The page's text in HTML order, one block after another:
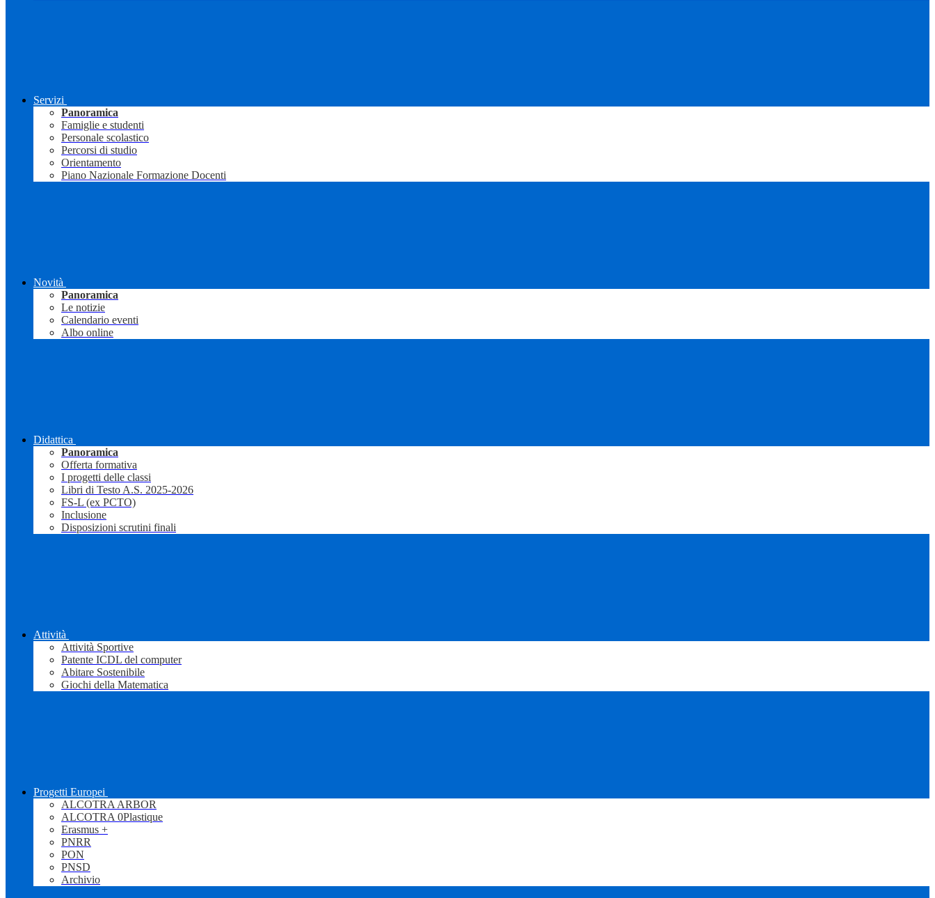
Servizi
Panoramica
Famiglie e studenti
Personale scolastico
Percorsi di studio
Orientamento
Piano Nazionale Formazione Docenti
Novità
Panoramica
Le notizie
Calendario eventi
Albo online
Didattica
Panoramica
Offerta formativa
I progetti delle classi
Libri di Testo A.S. 2025-2026
FS-L (ex PCTO)
Inclusione
Disposizioni scrutini finali
Attività
Attività Sportive
Patente ICDL del computer
Abitare Sostenibile
Giochi della Matematica
Progetti Europei
ALCOTRA ARBOR
ALCOTRA 0Plastique
Erasmus +
PNRR
PON
PNSD
Archivio